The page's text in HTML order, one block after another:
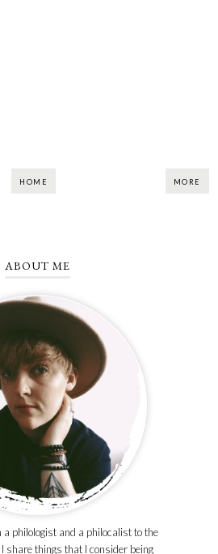
HOME MORE
ABOUT ME
philologist and a philocalist to the
share things that I consider being